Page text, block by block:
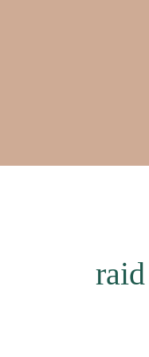
raid